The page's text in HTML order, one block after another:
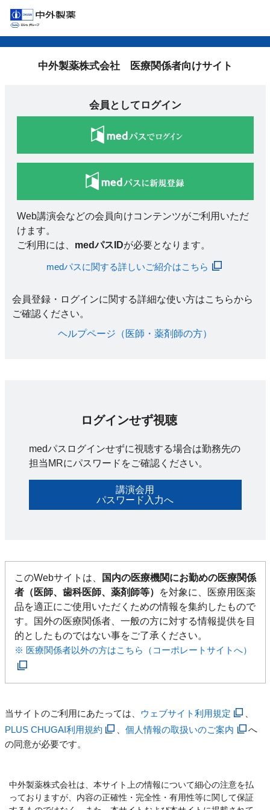
中外製薬株式会社 医療関係者向けサイト
会員としてログイン
Web講演会などの会員向けコンテンツがご利用いただ
けます。
ご利用には、 medパスIDが必要となります。
medパスに関する詳しいご紹介はこちら
会員登録・ログインに関する詳細な使い方はこちらから
ご確認ください。​
ヘルプページ（医師・薬剤師の方）​
ログインせず視聴
medパスログインせずに視聴する場合は勤務先の
担当MRにパスワードをご確認ください。
講演会用
パスワード入力へ
このWebサイトは、
国内の医療機関にお勤めの医療関係
者（医師、歯科医師、薬剤師等）
を対象に、医療用医薬
品を適正にご使用いただくための情報を集約したもので
す。国外の医療関係者、一般の方に対する情報提供を目
的としたものではない事をご了承ください。
※ 医療関係者以外の方はこちら（コーポレートサイトへ）
当サイトのご利用にあたっては、 ウェブサイト利用規定
PLUS CHUGAI利用規約
、個人情報の取扱いのご案内
へ
の同意が必要です。
中外製薬株式会社は、本サイト上の情報について細心の注意を払
っておりますが、内容の正確性・完全性・有用性等に関して保証